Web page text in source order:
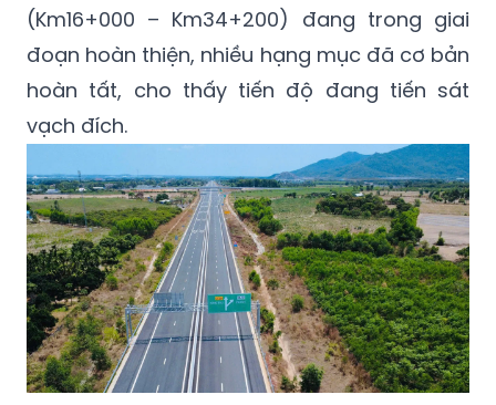
(Km16+000 – Km34+200) đang trong giai
đoạn hoàn thiện, nhiều hạng mục đã cơ bản
hoàn tất, cho thấy tiến độ đang tiến sát
vạch đích.